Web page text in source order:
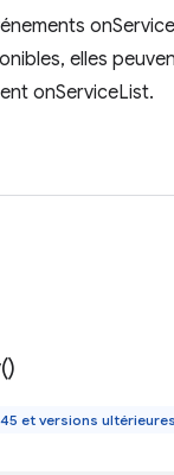
elles
onServiceList.
)
et versions ultérieures